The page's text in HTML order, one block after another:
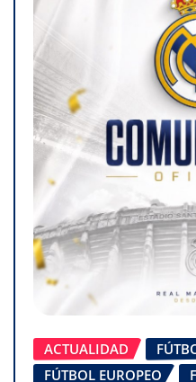
ACTUALIDAD
FÚTBOL EUROPEO